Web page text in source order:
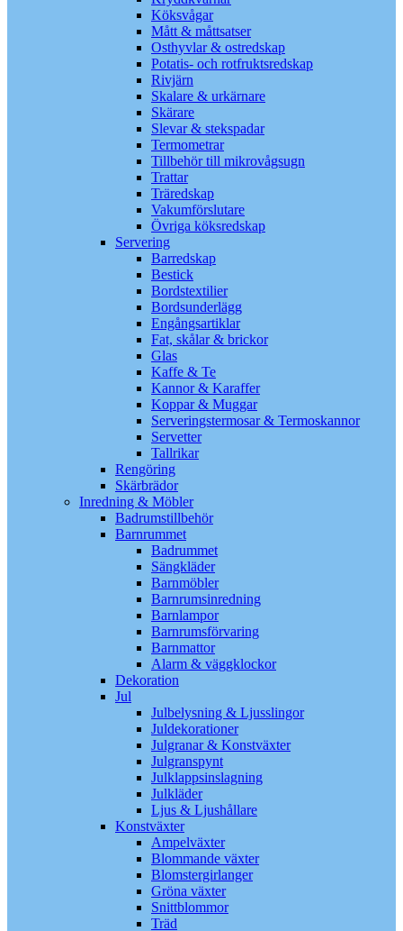
Köksvågar
Mått & måttsatser
Osthyvlar & ostredskap
Potatis- och rotfruktsredskap
Rivjärn
Skalare & urkärnare
Skärare
Slevar & stekspadar
Termometrar
Tillbehör till mikrovågsugn
Trattar
Träredskap
Vakumförslutare
Övriga köksredskap
Servering
Barredskap
Bestick
Bordstextilier
Bordsunderlägg
Engångsartiklar
Fat, skålar & brickor
Glas
Kaffe & Te
Kannor & Karaffer
Koppar & Muggar
Serveringstermosar & Termoskannor
Servetter
Tallrikar
Rengöring
Skärbrädor
Inredning & Möbler
Badrumstillbehör
Barnrummet
Badrummet
Sängkläder
Barnmöbler
Barnrumsinredning
Barnlampor
Barnrumsförvaring
Barnmattor
Alarm & väggklockor
Dekoration
Jul
Julbelysning & Ljusslingor
Juldekorationer
Julgranar & Konstväxter
Julgranspynt
Julklappsinslagning
Julkläder
Ljus & Ljushållare
Konstväxter
Ampelväxter
Blommande växter
Blomstergirlanger
Gröna växter
Snittblommor
Träd